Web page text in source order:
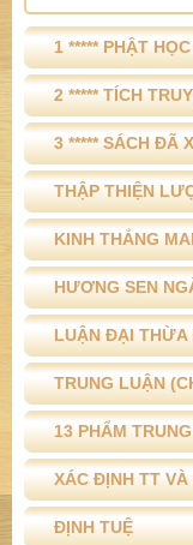
1 ***** PHẬT
2 ***** TÍCH
3 ***** SÁCH ĐÃ
THẬP THIỆN
KINH THẮNG
HƯƠNG SEN
LUẬN ĐẠI THỪA
TRUNG LUẬN
13 PHẨM
XÁC ĐỊNH TT VÀ
ĐỊNH TUỆ